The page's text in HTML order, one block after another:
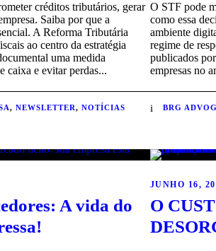
créditos tributários, gerar
Saiba por que a
A Reforma Tributária
ao centro da estratégia
uma medida
caixa e evitar perdas...
, NEWSLETTER, NOTÍCIAS
O STF pode
como essa
ambiente
regime de
publicados
empresas no
BRG
A vida do
JUNHO 16,
O